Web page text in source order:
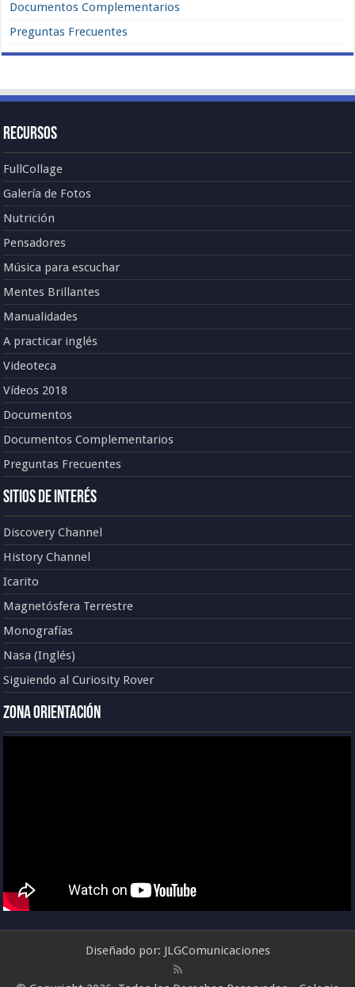
Documentos Complementarios
Preguntas Frecuentes
Recursos
FullCollage
Galería de Fotos
Nutrición
Pensadores
Música para escuchar
Mentes Brillantes
Manualidades
A practicar inglés
Videoteca
Vídeos 2018
Documentos
Documentos Complementarios
Preguntas Frecuentes
Sitios de Interés
Discovery Channel
History Channel
Icarito
Magnetósfera Terrestre
Monografías
Nasa (Inglés)
Siguiendo al Curiosity Rover
Zona Orientación
Diseñado por: JLGComunicaciones